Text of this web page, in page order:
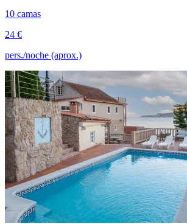
10 camas
24 €
pers./noche (aprox.)